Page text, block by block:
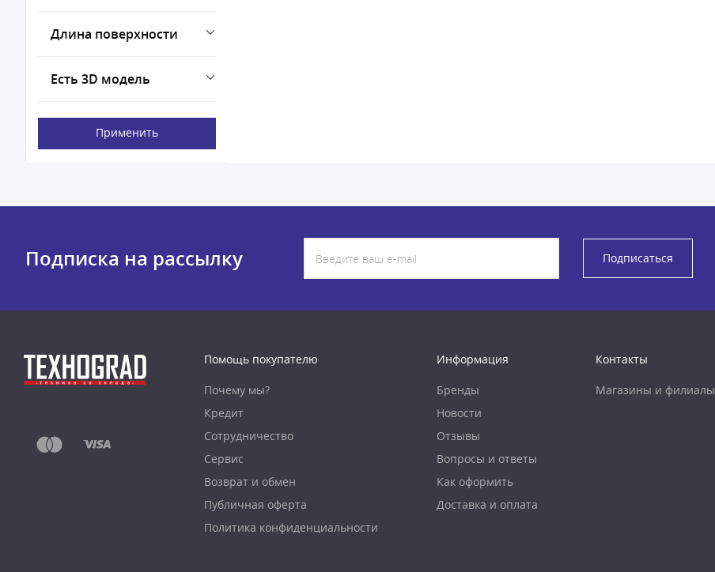
Длина поверхности
Есть 3D модель
Применить
Подписка на рассылку Подписаться
Помощь покупателю
Почему мы?
Кредит
Сотрудничество
Сервис
Возврат и обмен
Публичная оферта
Политика конфиденциальности
Информация
Бренды
Новости
Отзывы
Вопросы и ответы
Как оформить
Доставка и оплата
Контакты
Магазины и филиалы